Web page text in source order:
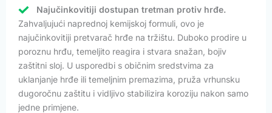
Najučinkovitiji dostupan tretman protiv hrđe.
Zahvaljujući naprednoj kemijskoj formuli, ovo je
najučinkovitiji pretvarač hrđe na tržištu. Duboko prodire u
poroznu hrđu, temeljito reagira i stvara snažan, bojiv
zaštitni sloj. U usporedbi s običnim sredstvima za
uklanjanje hrđe ili temeljnim premazima, pruža vrhunsku
dugoročnu zaštitu i vidljivo stabilizira koroziju nakon samo
jedne primjene.